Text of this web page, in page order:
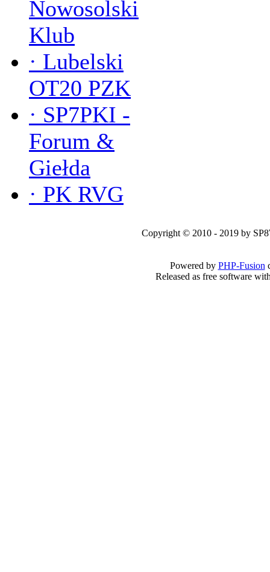
Nowosolski
Klub
· Lubelski
OT20 PZK
· SP7PKI -
Forum &
Giełda
· PK RVG
Copyright © 2010 - 2019 by
Powered by PHP-Fusion
Released as free software